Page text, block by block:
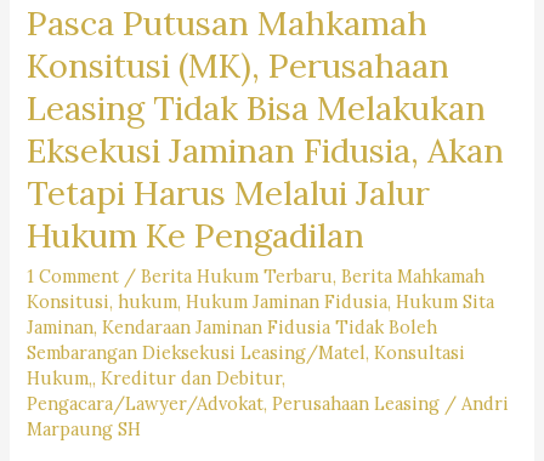
Usaha
Emas
dan
Batubara
Diberikan
Hak
Atas
Tanah
?
Pasca Putusan Mahkamah
Konsitusi (MK), Perusahaan
Leasing Tidak Bisa Melakukan
Eksekusi Jaminan Fidusia, Akan
Tetapi Harus Melalui Jalur
Hukum Ke Pengadilan
1 Comment /Berita Hukum Terbaru,Berita Mahkamah
Konsitusi,hukum,Hukum Jaminan Fidusia,Hukum Sita
Jaminan,Kendaraan Jaminan Fidusia Tidak Boleh
Sembarangan Dieksekusi Leasing/Matel,Konsultasi
Hukum,,Kreditur dan Debitur,
Pengacara/Lawyer/Advokat,Perusahaan Leasing / Andri
Marpaung SH